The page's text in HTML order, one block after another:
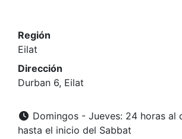
Región
Eilat
Dirección
Durban 6, Eilat
Domingos - Jueves: 24 horas al
hasta el inicio del Sabbat